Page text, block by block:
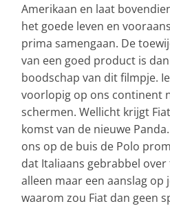
Amerikaan en laat
het goede leven en
prima samengaan. De
van een goed product is
boodschap van dit filmpje.
voorlopig op ons continent
schermen. Wellicht krijgt
komst van de nieuwe
ons op de buis de Polo
dat Italiaans gebrabbel
alleen maar een aanslag op
waarom zou Fiat dan geen